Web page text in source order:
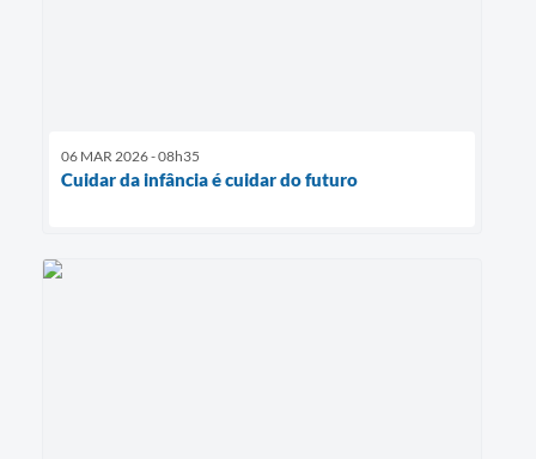
06 MAR 2026 - 08h35
Cuidar da infância é cuidar do futuro